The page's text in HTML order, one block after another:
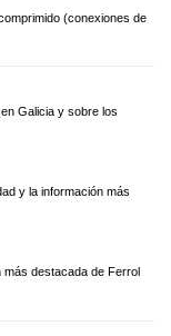
(conexiones de
Galicia y sobre los
y la información más
más destacada de Ferrol